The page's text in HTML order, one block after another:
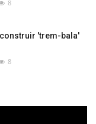
8
'trem-bala'
8